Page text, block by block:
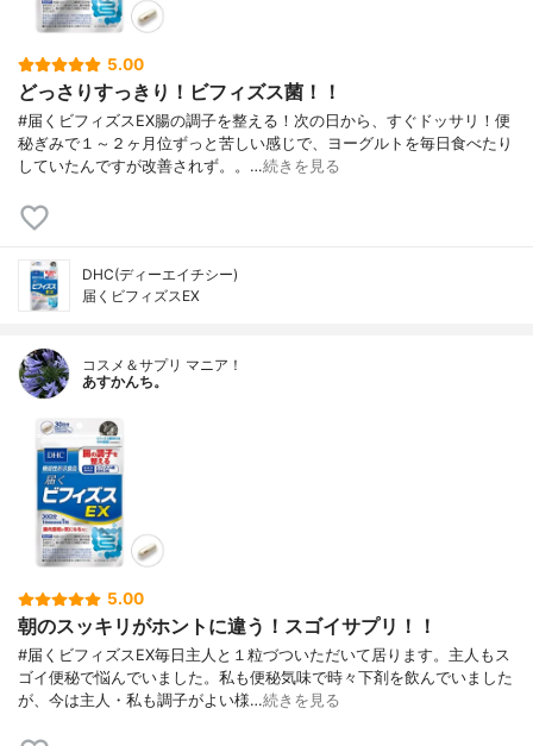
5.00
どっさりすっきり！ビフィズス菌！！
#届くビフィズスEX腸の調子を整える！次の日から、すぐドッサリ！便
秘ぎみで１～２ヶ月位ずっと苦しい感じで、ヨーグルトを毎日食べたり
していたんですが改善されず。。…続きを見る
DHC(ディーエイチシー)
届くビフィズスEX
コスメ＆サプリ マニア！
あすかんち。
5.00
朝のスッキリがホントに違う！スゴイサプリ！！
#届くビフィズスEX毎日主人と１粒づついただいて居ります。主人もス
ゴイ便秘で悩んでいました。私も便秘気味で時々下剤を飲んでいました
が、今は主人・私も調子がよい様…続きを見る